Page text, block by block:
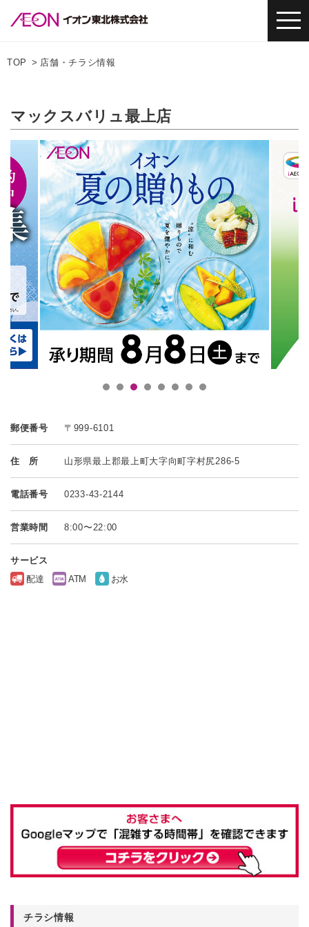
TOP 店舗・チラシ情報
マックスバリュ最上店
郵便番号 〒999-6101
住 所 山形県最上郡最上町大字向町字村尻286-5
電話番号 0233-43-2144
営業時間 8:00〜22:00
サービス
配達
ATM お水
チラシ情報